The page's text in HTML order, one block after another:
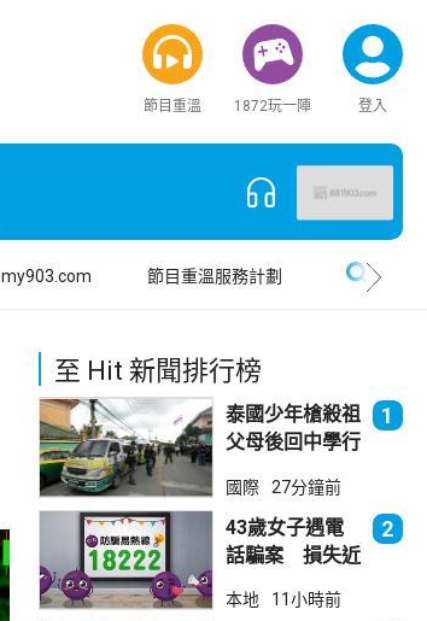
節目重溫 1872玩一陣 登入
my903.com 節目重溫服務計劃
至 Hit 新聞排行榜
泰國少年槍殺祖
父母後回中學行
死23傷
1
國際 27分鐘前
43歲女子遇電
話騙案 損失近
2
本地 11小時前